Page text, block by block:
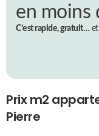
en moins
C’est rapide, gratuit…et
Prix m2
Pierre